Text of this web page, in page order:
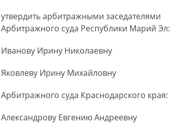
утвердить арбитражными заседателями
Арбитражного суда Республики Марий Эл:
Иванову Ирину Николаевну
Яковлеву Ирину Михайловну
Арбитражного суда Краснодарского края:
Александрову Евгению Андреевну